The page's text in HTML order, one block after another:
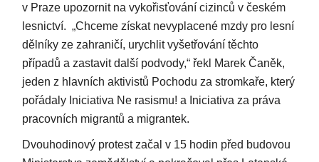
v Praze upozornit na vykořisťování cizinců v českém
lesnictví. „Chceme získat nevyplacené mzdy pro lesní
dělníky ze zahraničí, urychlit vyšetřování těchto
případů a zastavit další podvody,“ řekl Marek Čaněk,
jeden z hlavních aktivistů Pochodu za stromkaře, který
pořádaly Iniciativa Ne rasismu! a Iniciativa za práva
pracovních migrantů a migrantek.
Dvouhodinový protest začal v 15 hodin před budovou